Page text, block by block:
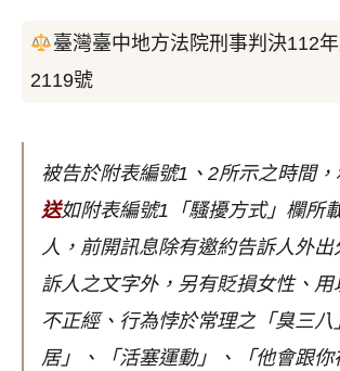
臺灣臺中地方法院刑事判決112
2119號
被告於附表編號1、2所示之時間
送如附表編號1「騷擾方式」欄所
人，前開訊息除有邀約告訴人外出
訴人之文字外，另有貶損女性、用
不正經、行為悖於常理之「臭三八
居」、「活塞運動」、「他會跟你